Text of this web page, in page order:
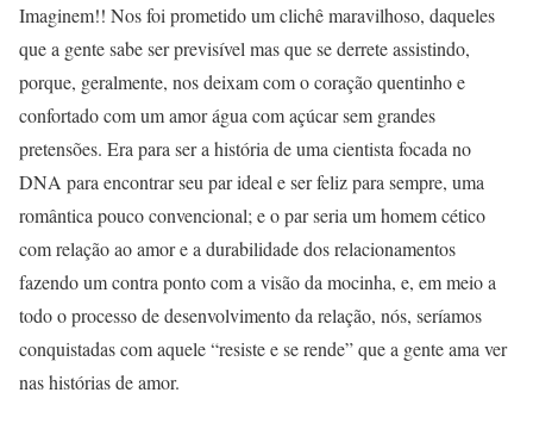
Imaginem!! Nos foi prometido um clichê maravilhoso, daqueles
que a gente sabe ser previsível mas que se derrete assistindo,
porque, geralmente, nos deixam com o coração quentinho e
confortado com um amor água com açúcar sem grandes
pretensões. Era para ser a história de uma cientista focada no
DNA para encontrar seu par ideal e ser feliz para sempre, uma
romântica pouco convencional; e o par seria um homem cético
com relação ao amor e a durabilidade dos relacionamentos
fazendo um contra ponto com a visão da mocinha, e, em meio a
todo o processo de desenvolvimento da relação, nós, seríamos
conquistadas com aquele “resiste e se rende” que a gente ama ver
nas histórias de amor.